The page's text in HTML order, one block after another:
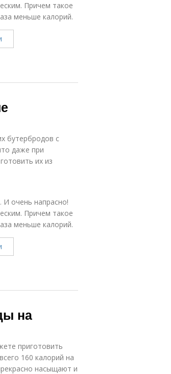
Причем такое
меньше калорий.
бутербродов с
даже при
их из
очень напрасно!
Причем такое
меньше калорий.
на
приготовить
160 калорий на
насыщают и